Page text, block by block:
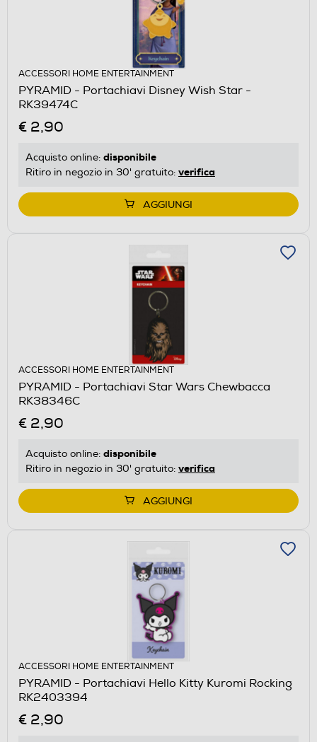
ACCESSORI HOME ENTERTAINMENT
PYRAMID - Portachiavi Disney Wish Star -
RK39474C
€ 2,90
Acquisto online: disponibile
Ritiro in negozio in 30' gratuito: verifica
AGGIUNGI
ACCESSORI HOME ENTERTAINMENT
PYRAMID - Portachiavi Star Wars Chewbacca
RK38346C
€ 2,90
Acquisto online: disponibile
Ritiro in negozio in 30' gratuito: verifica
AGGIUNGI
ACCESSORI HOME ENTERTAINMENT
PYRAMID - Portachiavi Hello Kitty Kuromi Rocking
RK2403394
€ 2,90